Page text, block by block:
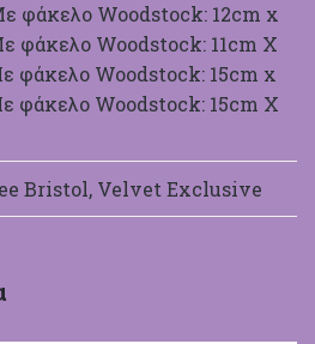
φάκελο Woodstock: 12cm x
φάκελο Woodstock: 11cm X
φάκελο Woodstock: 15cm x
φάκελο Woodstock: 15cm X
Bristol, Velvet Exclusive